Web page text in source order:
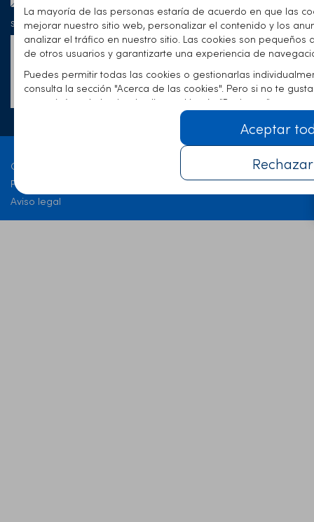
spain@elithairtransplant.com
Formulario
de
contacto
del injerto
capilar
Experiencia
Hotel
Artículos y
Contacto
Política de privacidad
Aviso legal
La mayoría de las personas estaría de acuerdo en que las
mejorar nuestro sitio web, personalizar el contenido y los
analizar el tráfico en nuestro sitio. Las cookies son
de otros usuarios y garantizarte una experiencia de
Puedes permitir todas las cookies o gestionarlas
consulta la sección "Acerca de las cookies". Pero si no te
comunicárnoslo haciendo clic en el botón "Rechazar".
Aceptar
Rechazar